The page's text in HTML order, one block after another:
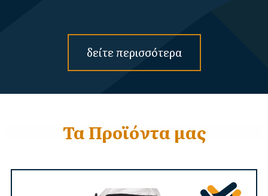
δείτε περισσότερα
Τα Προϊόντα μας